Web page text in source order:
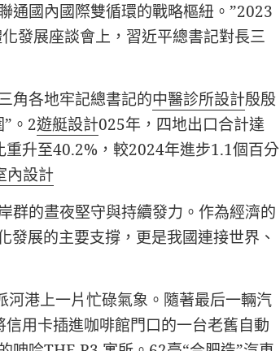
通國內國際雙循環的戰略樞紐。”2023
發展座談會上，習近平總書記對長三
角各地牢記總書記的中醫診所設計殷殷
”。2遊艇設計025年，四地出口合計達
升至40.2%，較2024年進步1.1個百分
內設計
群的晝夜堅守與持續發力。作為經濟的
發展的主要支撐，更是我國連接世界、
河港上一片忙碌氣象。隨著最后一輛汽
用卡插進咖啡館門口的一台老舊自動